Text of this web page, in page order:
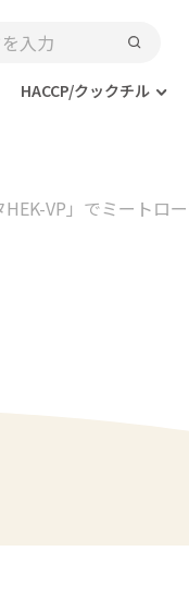
HACCP/クックチル
HEK-VP」でミートロ